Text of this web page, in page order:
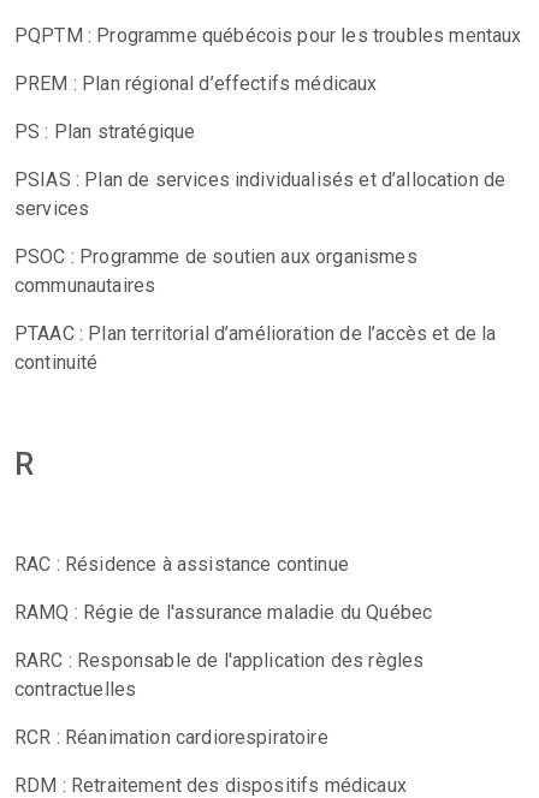
PQPTM : Programme québécois pour les troubles mentaux
PREM : Plan régional d’effectifs médicaux
PS : Plan stratégique
PSIAS : Plan de services individualisés et d’allocation de
services
PSOC : Programme de soutien aux organismes
communautaires
PTAAC : Plan territorial d’amélioration de l’accès et de la
continuité
R
RAC : Résidence à assistance continue
RAMQ : Régie de l'assurance maladie du Québec
RARC : Responsable de l'application des règles
contractuelles
RCR : Réanimation cardiorespiratoire
RDM : Retraitement des dispositifs médicaux